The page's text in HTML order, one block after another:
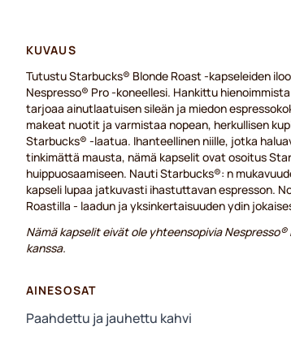
KUVAUS
Tutustu Starbucks® Blonde Roast -kapseleiden
Nespresso® Pro -koneellesi. Hankittu
tarjoaa ainutlaatuisen sileän ja miedon
makeat nuotit ja varmistaa nopean, herkullisen
Starbucks® -laatua. Ihanteellinen niille, jotka
tinkimättä mausta, nämä kapselit ovat osoitus
huippuosaamiseen. Nauti Starbucks®: n
kapseli lupaa jatkuvasti ihastuttavan espresson.
Roastilla - laadun ja yksinkertaisuuden ydin
Nämä kapselit eivät ole yhteensopivia
kanssa.
AINESOSAT
Paahdettu ja jauhettu kahvi